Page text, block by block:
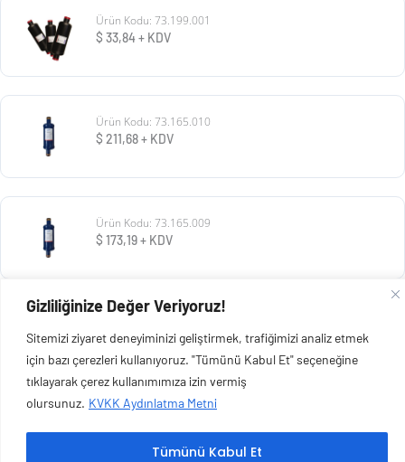
Gizliliğinize Değer Veriyoruz!
Sitemizi ziyaret deneyiminizi geliştirmek, trafiğimizi analiz etmek
için bazı çerezleri kullanıyoruz. "Tümünü Kabul Et" seçeneğine
tıklayarak çerez kullanımımıza izin vermiş
olursunuz. KVKK Aydınlatma Metni
Tümünü Kabul Et
Ürün Kodu: 73.199.001
$ 33,84+ KDV
Ürün Kodu: 73.165.010
$ 211,68+ KDV
Ürün Kodu: 73.165.009
$ 173,19+ KDV
$73,13+ KDV
Copyright © 2026 Esen Isıtma Soğutma İnşaat Ltd Şti | Tüm Hakları Saklıdır.